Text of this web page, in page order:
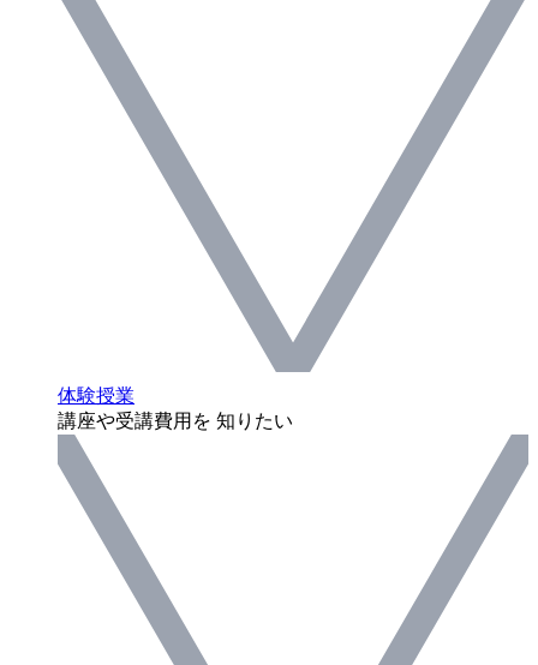
体験授業
講座や受講費用を 知りたい